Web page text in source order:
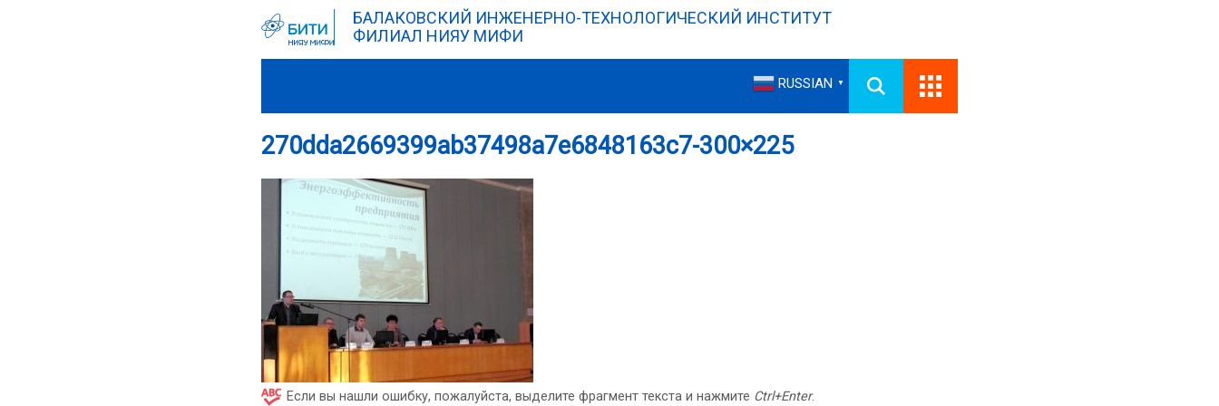
БАЛАКОВСКИЙ ИНЖЕНЕРНО-ТЕХНОЛОГИЧЕСКИЙ ИНСТИТУТ
ФИЛИАЛ НИЯУ МИФИ
RUSSIAN ▼
270dda2669399ab37498a7e6848163c7-300×225
Если вы нашли ошибку, пожалуйста, выделите фрагмент текста и нажмите Ctrl+Enter.